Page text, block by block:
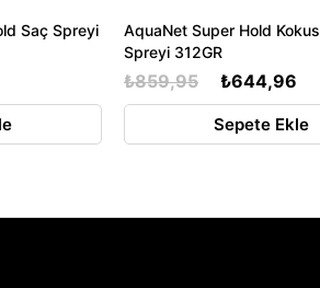
Saç Spreyi
AquaNet Super Hold
Spreyi 312GR
₺644,96
₺859,95
Sepete Ekle